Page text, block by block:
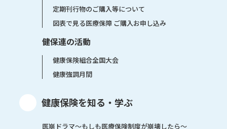
定期刊行物のご購入等について
図表で見る医療保障 ご購入お申し込み
健保連の活動
健康保険組合全国大会
健康強調月間
健康保険を知る・学ぶ
医崩ドラマ〜もしも医療保険制度が崩壊したら〜